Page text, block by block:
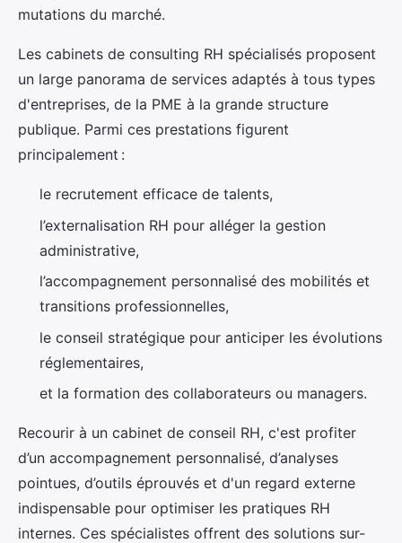
mutations du marché.
Les cabinets de consulting RH spécialisés proposent
un large panorama de services adaptés à tous types
d'entreprises, de la PME à la grande structure
publique. Parmi ces prestations figurent
principalement :
le recrutement efficace de talents,
l’externalisation RH pour alléger la gestion
administrative,
l’accompagnement personnalisé des mobilités et
transitions professionnelles,
le conseil stratégique pour anticiper les évolutions
réglementaires,
et la formation des collaborateurs ou managers.
Recourir à un cabinet de conseil RH, c'est profiter
d’un accompagnement personnalisé, d’analyses
pointues, d’outils éprouvés et d'un regard externe
indispensable pour optimiser les pratiques RH
internes. Ces spécialistes offrent des solutions sur-